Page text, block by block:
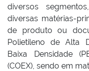
diversos
diversas matérias-
de produto ou
Polietileno de Alta
Baixa Densidade
(COEX), sendo em